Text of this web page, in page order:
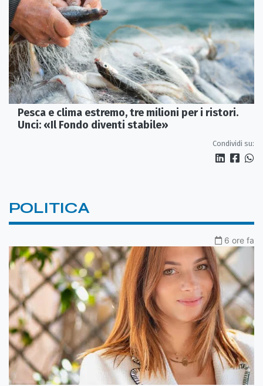
Pesca e clima estremo, tre milioni per i ristori.
Unci: «Il Fondo diventi stabile»
Condividi su:
POLITICA
6 ore fa